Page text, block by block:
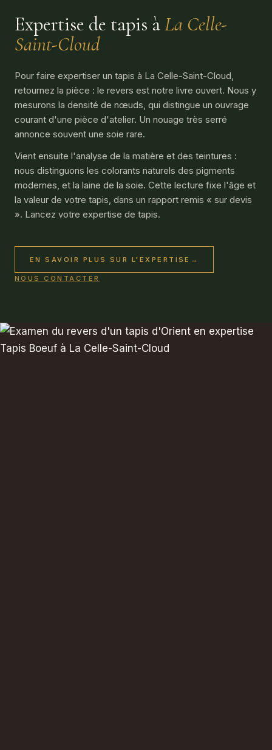
Expertise de tapis àLa Celle-
Saint-Cloud
Pour faire expertiser un tapis à La Celle-Saint-Cloud,
retournez la pièce : le revers est notre livre ouvert. Nous y
mesurons la densité de nœuds, qui distingue un ouvrage
courant d'une pièce d'atelier. Un nouage très serré
annonce souvent une soie rare.
Vient ensuite l'analyse de la matière et des teintures :
nous distinguons les colorants naturels des pigments
modernes, et la laine de la soie. Cette lecture fixe l'âge et
la valeur de votre tapis, dans un rapport remis « sur devis
». Lancez votre expertise de tapis.
EN SAVOIR PLUS SUR L'EXPERTISE →
NOUS CONTACTER